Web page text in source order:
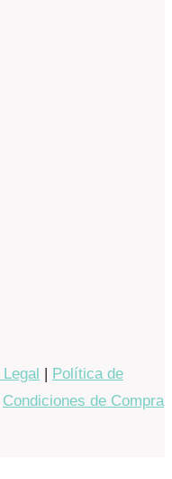
| Política de
Condiciones de Compra